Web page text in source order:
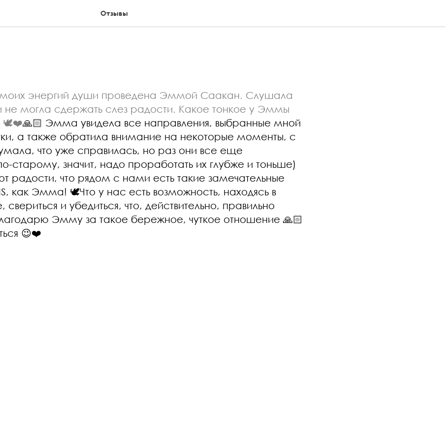
Отзывы
моих энергий души проведена Эммой Саакан. Слушала
не могла сдержать слез радости. Какое тонкое у Эммы
🕊️❤️🙏🏻 Эмма увидела все направления, выбранные мной
а также обратила внимание на некоторые моменты, с
что уже справилась, но раз они все еще
старому, значит, надо проработать их глубже и тоньше)
радости, что рядом с нами есть такие замечательные
как Эмма! 🕊️Что у нас есть возможность, находясь в
и убедиться, что, действительно, правильно
Эмму за такое бережное, чуткое отношение 🙏🏻
😉❤️